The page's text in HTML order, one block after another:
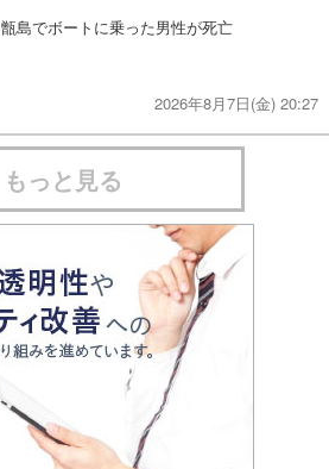
甑島でボートに乗った男性が死亡
2026年8月7日(金) 20:27
もっと見る